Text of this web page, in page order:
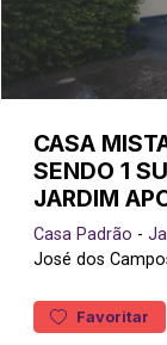
CASA
SENDO 1
JARDIM
Casa Padrão -
José dos
Favoritar